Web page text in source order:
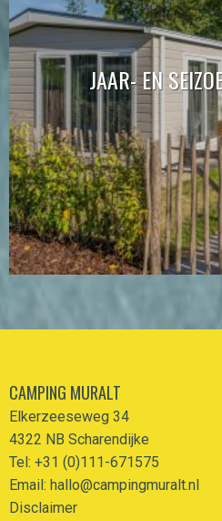
JAAR- EN
CAMPING MURALT
Elkerzeeseweg 34
4322 NB Scharendijke
Tel: +31 (0)111-671575
Email: hallo@campingmuralt.nl
Disclaimer